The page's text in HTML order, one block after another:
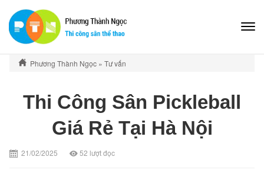
Phương Thành Ngọc » Tư vấn
Thi Công Sân Pickleball
Giá Rẻ Tại Hà Nội
21/02/2025 52 lượt đọc